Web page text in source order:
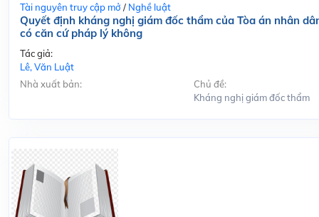
Tài nguyên truy cập mở / Nghề luật
Quyết định kháng nghị giám đốc thẩm của Tòa án nhân
có căn cứ pháp lý không
Tác giả:
Lê, Văn Luật
Nhà xuất bản:
Chủ đề:
Kháng nghị giám đốc thẩm